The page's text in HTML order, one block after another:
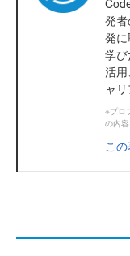
発
発
学
活
ャ
※プロ
の内
こ